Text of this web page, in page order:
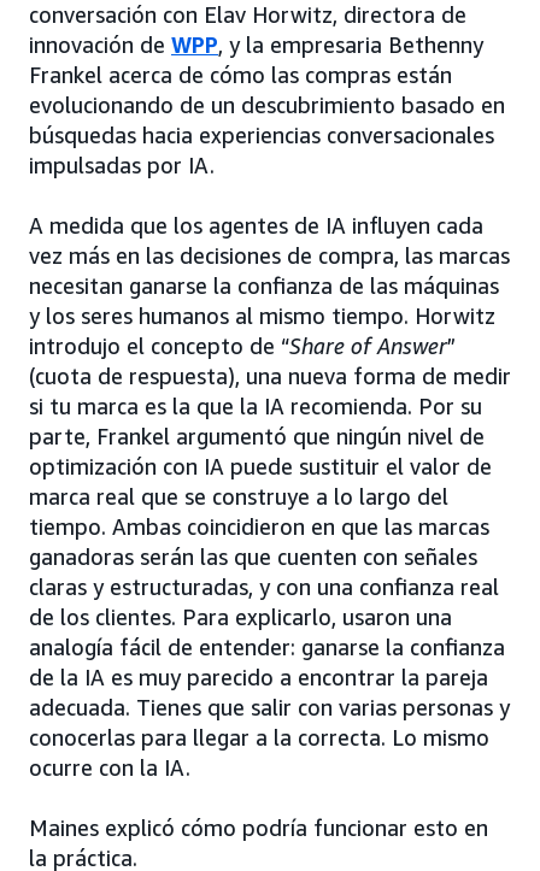
conversación con Elav Horwitz, directora de
innovación de WPP, y la empresaria Bethenny
Frankel acerca de cómo las compras están
evolucionando de un descubrimiento basado en
búsquedas hacia experiencias conversacionales
impulsadas por IA.
A medida que los agentes de IA influyen cada
vez más en las decisiones de compra, las marcas
necesitan ganarse la confianza de las máquinas
y los seres humanos al mismo tiempo. Horwitz
introdujo el concepto de “Share of Answer”
(cuota de respuesta), una nueva forma de medir
si tu marca es la que la IA recomienda. Por su
parte, Frankel argumentó que ningún nivel de
optimización con IA puede sustituir el valor de
marca real que se construye a lo largo del
tiempo. Ambas coincidieron en que las marcas
ganadoras serán las que cuenten con señales
claras y estructuradas, y con una confianza real
de los clientes. Para explicarlo, usaron una
analogía fácil de entender: ganarse la confianza
de la IA es muy parecido a encontrar la pareja
adecuada. Tienes que salir con varias personas y
conocerlas para llegar a la correcta. Lo mismo
ocurre con la IA.
Maines explicó cómo podría funcionar esto en
la práctica.